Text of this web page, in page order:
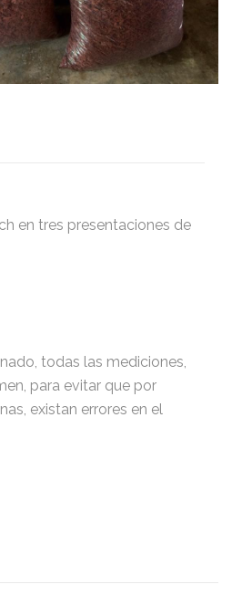
en tres presentaciones de
todas las mediciones,
para evitar que por
existan errores en el